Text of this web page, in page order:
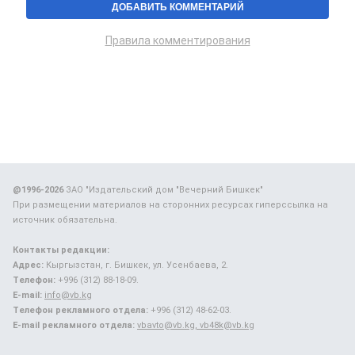
Правила комментирования
@1996-2026ЗАО "Издательский дом "Вечерний Бишкек"
При размещении материалов на сторонних ресурсах гиперссылка на
источник обязательна.
Контакты редакции:
Адрес: Кыргызстан, г. Бишкек, ул. Усенбаева, 2.
Телефон: +996 (312) 88-18-09.
E-mail: info@vb.kg
Телефон рекламного отдела: +996 (312) 48-62-03.
E-mail рекламного отдела: vbavto@vb.kg, vb48k@vb.kg